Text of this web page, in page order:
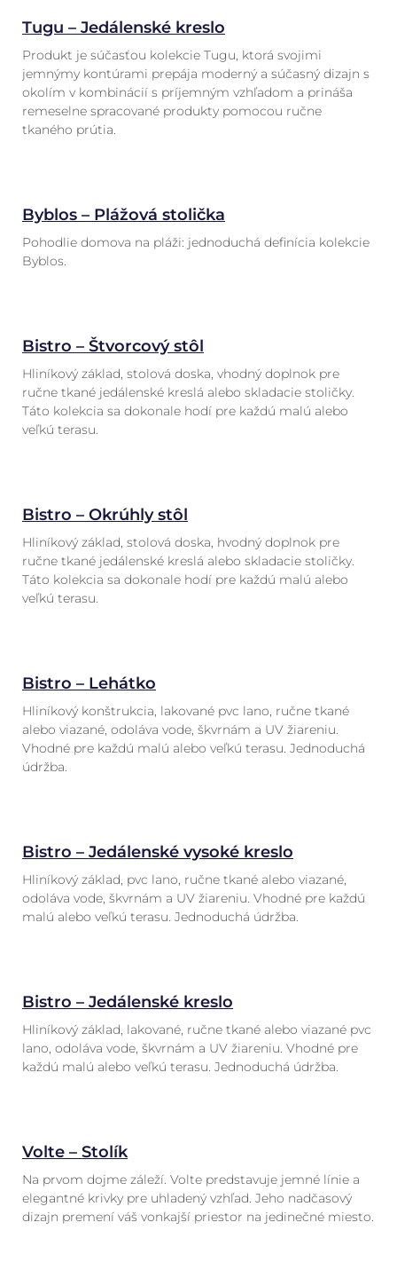
Tugu – Jedálenské kreslo
Produkt je súčasťou kolekcie Tugu, ktorá svojimi
jemnýmy kontúrami prepája moderný a súčasný dizajn s
okolím v kombinácií s príjemným vzhľadom a prináša
remeselne spracované produkty pomocou ručne
tkaného prútia.
Byblos – Plážová stolička
Pohodlie domova na pláži: jednoduchá definícia kolekcie
Byblos.
Bistro – Štvorcový stôl
Hliníkový základ, stolová doska, vhodný doplnok pre
ručne tkané jedálenské kreslá alebo skladacie stoličky.
Táto kolekcia sa dokonale hodí pre každú malú alebo
veľkú terasu.
Bistro – Okrúhly stôl
Hliníkový základ, stolová doska, hvodný doplnok pre
ručne tkané jedálenské kreslá alebo skladacie stoličky.
Táto kolekcia sa dokonale hodí pre každú malú alebo
veľkú terasu.
Bistro – Lehátko
Hliníkový konštrukcia, lakované pvc lano, ručne tkané
alebo viazané, odoláva vode, škvrnám a UV žiareniu.
Vhodné pre každú malú alebo veľkú terasu. Jednoduchá
údržba.
Bistro – Jedálenské vysoké kreslo
Hliníkový základ, pvc lano, ručne tkané alebo viazané,
odoláva vode, škvrnám a UV žiareniu. Vhodné pre každú
malú alebo veľkú terasu. Jednoduchá údržba.
Bistro – Jedálenské kreslo
Hliníkový základ, lakované, ručne tkané alebo viazané pvc
lano, odoláva vode, škvrnám a UV žiareniu. Vhodné pre
každú malú alebo veľkú terasu. Jednoduchá údržba.
Volte – Stolík
Na prvom dojme záleží. Volte predstavuje jemné línie a
elegantné krivky pre uhladený vzhľad. Jeho nadčasový
dizajn premení váš vonkajší priestor na jedinečné miesto.